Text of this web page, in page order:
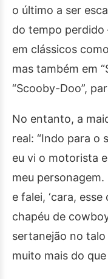
o último a ser
do tempo perdido
em clássicos
mas também em
“Scooby-Doo”,
No entanto, a
real: “Indo para o
eu vi o motorista
meu
e falei, ‘cara, esse
chapéu de
sertanejão no
muito mais do